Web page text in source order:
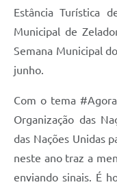
Estância Turística
Municipal de
Semana Municipal
junho.
Com o tema
Organização das
das Nações Unidas
neste ano traz a
enviando sinais. É